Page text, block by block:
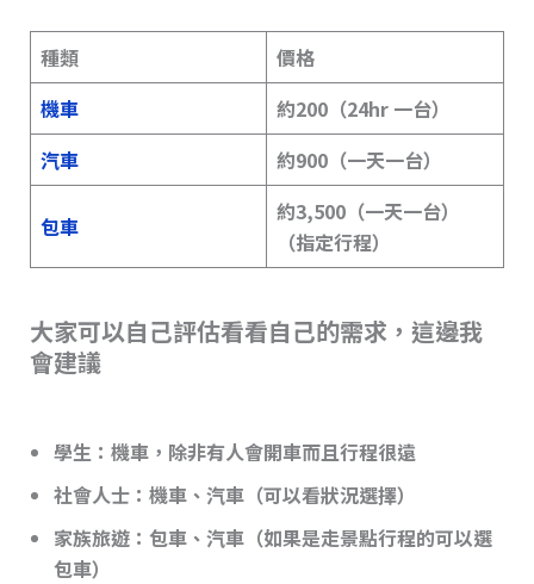
種類
價格
機車
約200（24hr 一台）
汽車
約900（一天一台）
包車
約3,500（一天一台）
（指定行程）
大家可以自己評估看看自己的需求，這邊我
會建議
學生：機車，除非有人會開車而且行程很遠
社會人士：機車、汽車（可以看狀況選擇）
家族旅遊：包車、汽車（如果是走景點行程的可以選
包車）